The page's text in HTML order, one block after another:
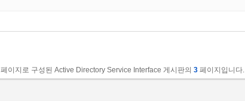
페이지로 구성된 Active Directory Service Interface 게시판의 3 페이지입니다.